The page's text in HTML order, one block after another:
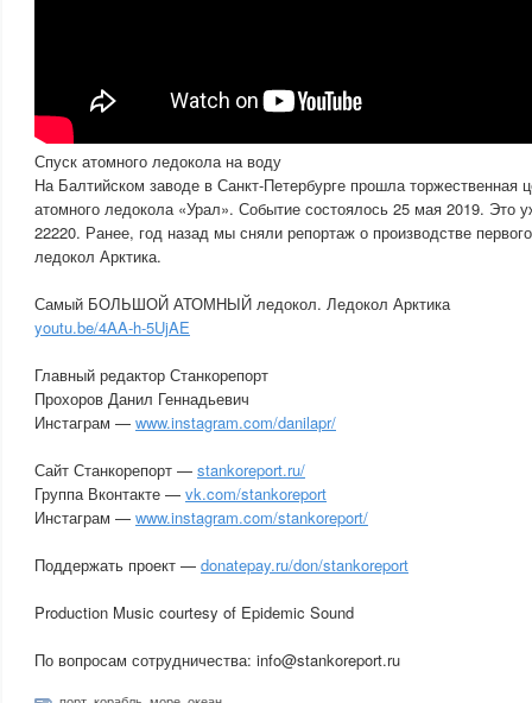
Спуск атомного ледокола на воду
На Балтийском заводе в Санкт-Петербурге прошла торжественная
атомного ледокола «Урал». Событие состоялось 25 мая 2019. Это
22220. Ранее, год назад мы сняли репортаж о производстве
ледокол Арктика.
Самый БОЛЬШОЙ АТОМНЫЙ ледокол. Ледокол Арктика
youtu.be/4AA-h-5UjAE
Главный редактор Станкорепорт
Прохоров Данил Геннадьевич
Инстаграм — www.instagram.com/danilapr/
Сайт Станкорепорт — stankoreport.ru/
Группа Вконтакте — vk.com/stankoreport
Инстаграм — www.instagram.com/stankoreport/
Поддержать проект — donatepay.ru/don/stankoreport
Production Music courtesy of Epidemic Sound
По вопросам сотрудничества: info@stankoreport.ru